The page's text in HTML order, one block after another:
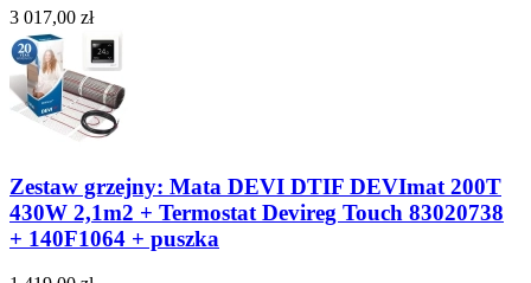
3 017,00 zł
Zestaw grzejny: Mata DEVI DTIF DEVImat 200T
430W 2,1m2 + Termostat Devireg Touch 83020738
+ 140F1064 + puszka